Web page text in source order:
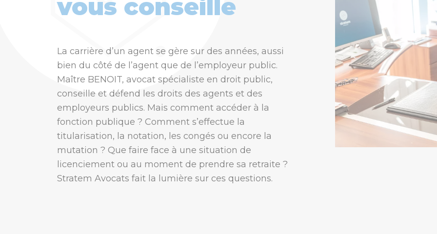
vous conseille
La carrière d’un agent se gère sur des années, aussi
bien du côté de l’agent que de l’employeur public.
Maître BENOIT, avocat spécialiste en droit public,
conseille et défend les droits des agents et des
employeurs publics. Mais comment accéder à la
fonction publique ? Comment s’effectue la
titularisation, la notation, les congés ou encore la
mutation ? Que faire face à une situation de
licenciement ou au moment de prendre sa retraite ?
Stratem Avocats fait la lumière sur ces questions.